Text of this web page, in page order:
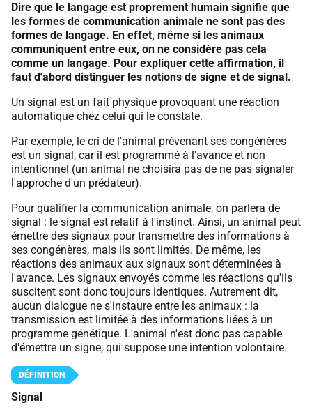
Dire que le langage est proprement humain signifie que
les formes de communication animale ne sont pas des
formes de langage. En effet, même si les animaux
communiquent entre eux, on ne considère pas cela
comme un langage. Pour expliquer cette affirmation, il
faut d'abord distinguer les notions de signe et de signal.
Un signal est un fait physique provoquant une réaction
automatique chez celui qui le constate.
Par exemple, le cri de l'animal prévenant ses congénères
est un signal, car il est programmé à l'avance et non
intentionnel (un animal ne choisira pas de ne pas signaler
l'approche d'un prédateur).
Pour qualifier la communication animale, on parlera de
signal : le signal est relatif à l'instinct. Ainsi, un animal peut
émettre des signaux pour transmettre des informations à
ses congénères, mais ils sont limités. De même, les
réactions des animaux aux signaux sont déterminées à
l'avance. Les signaux envoyés comme les réactions qu'ils
suscitent sont donc toujours identiques. Autrement dit,
aucun dialogue ne s'instaure entre les animaux : la
transmission est limitée à des informations liées à un
programme génétique. L'animal n'est donc pas capable
d'émettre un signe, qui suppose une intention volontaire.
Signal